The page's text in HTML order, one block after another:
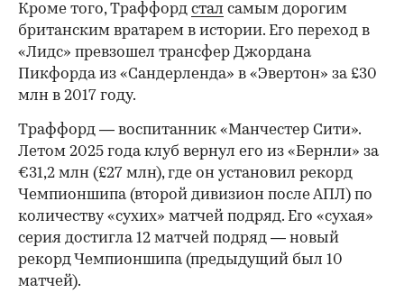
00:00
Кроме того, Траффорд стал самым дорогим
британским вратарем в истории. Его переход в
«Лидс» превзошел трансфер Джордана
Пикфорда из «Сандерленда» в «Эвертон» за £30
млн в 2017 году.
Траффорд — воспитанник «Манчестер Сити».
Летом 2025 года клуб вернул его из «Бернли» за
€31,2 млн (£27 млн), где он установил рекорд
Чемпионшипа (второй дивизион после АПЛ) по
количеству «сухих» матчей подряд. Его «сухая»
серия достигла 12 матчей подряд — новый
рекорд Чемпионшипа (предыдущий был 10
матчей).